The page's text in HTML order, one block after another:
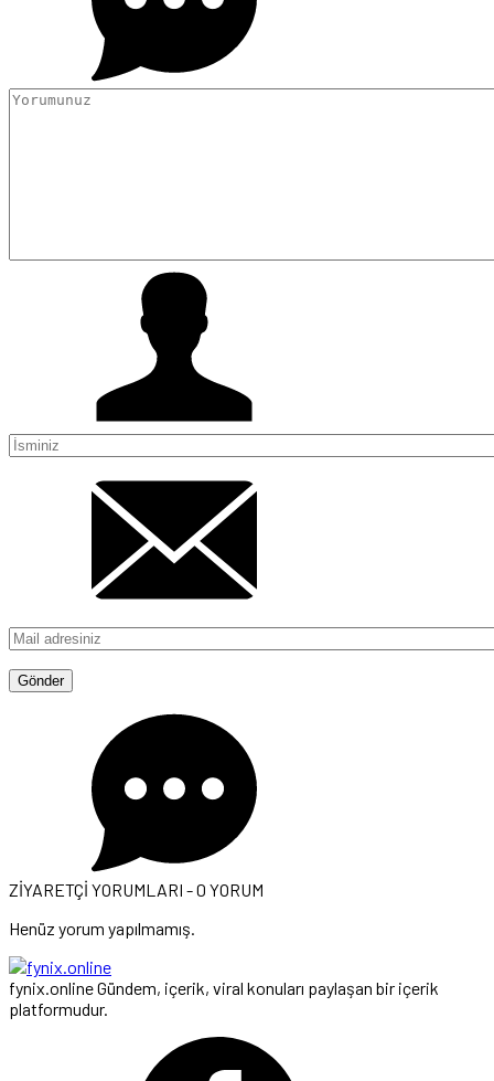
ZİYARETÇİ YORUMLARI - 0 YORUM
Henüz yorum yapılmamış.
fynix.online Gündem, içerik, viral konuları paylaşan bir içerik
platformudur.